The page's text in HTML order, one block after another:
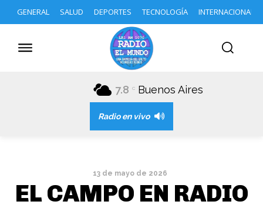
GENERAL SALUD DEPORTES TECNOLOGÍA INTERNACIONAL
7.8 C Buenos Aires
Radio en vivo
13 de mayo de 2026
EL CAMPO EN RADIO